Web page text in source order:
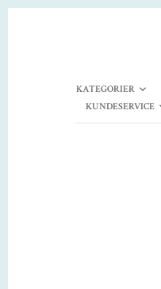
KATEGORIER
KUNDESERVICE